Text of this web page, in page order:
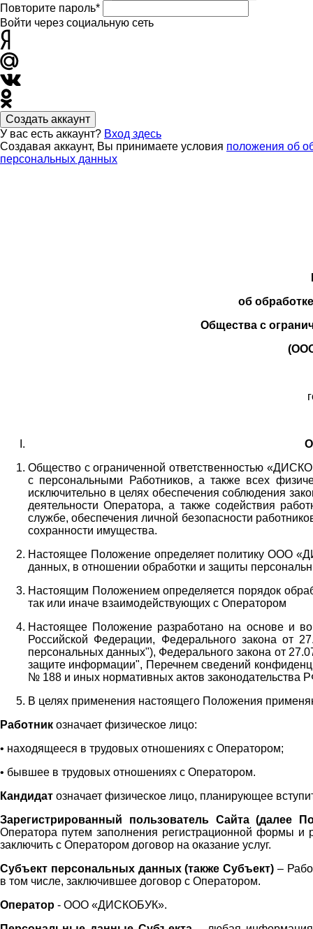
Повторите пароль*
Войти через социальную сеть
Создать аккаунт
У вас есть аккаунт? Вход здесь
Создавая аккаунт, Вы принимаете условия положения об
персональных данных
об
Общества с
Общество с ограниченной ответственностью
с персональными Работников, а также всех
исключительно в целях обеспечения соблюдения
деятельности Оператора,а также содействия
службе, обеспечения личной безопасности
сохранности имущества.
Настоящее Положение определяет политику ООО
данных, в отношении обработки и защиты
Настоящим Положением определяется порядок
так или иначе взаимодействующих с Оператором
Настоящее Положение разработано на основе и во
Российской Федерации, Федерального закона
персональных данных"), Федерального закона от
защите информации", Перечнем сведений
№ 188 и иных нормативных актов законодательства
В целях применения настоящего Положения
Работник означает физическое лицо:
• находящееся в трудовых отношениях с Оператором;
• бывшее в трудовых отношениях с Оператором.
Кандидат означает физическое лицо, планирующее
Зарегистрированный пользователь Сайта (далее
Оператора путем заполнения регистрационной формы и
заключить с Оператором договор на оказание услуг.
Субъект персональных данных (также Субъект) –
в том числе, заключившее договор с Оператором.
Оператор - ООО «ДИСКОБУК».